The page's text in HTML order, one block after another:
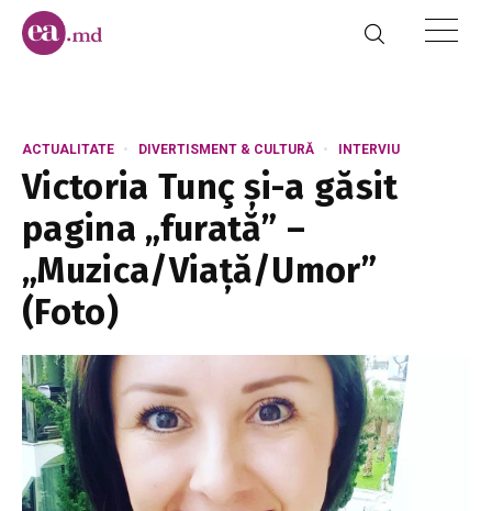
ACTUALITATE DIVERTISMENT & CULTURĂ INTERVIU
Victoria Tunç și-a găsit
pagina „furată” –
„Muzica/Viață/Umor”
(Foto)